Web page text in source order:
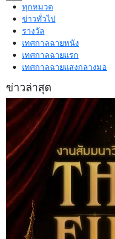
ทุกหมวด
ข่าวทั่วไป
รางวัล
เทศกาลฉายหนัง
เทศกาลฉายแรก
เทศกาลฉายแสงกลางมอ
ข่าวล่าสุด